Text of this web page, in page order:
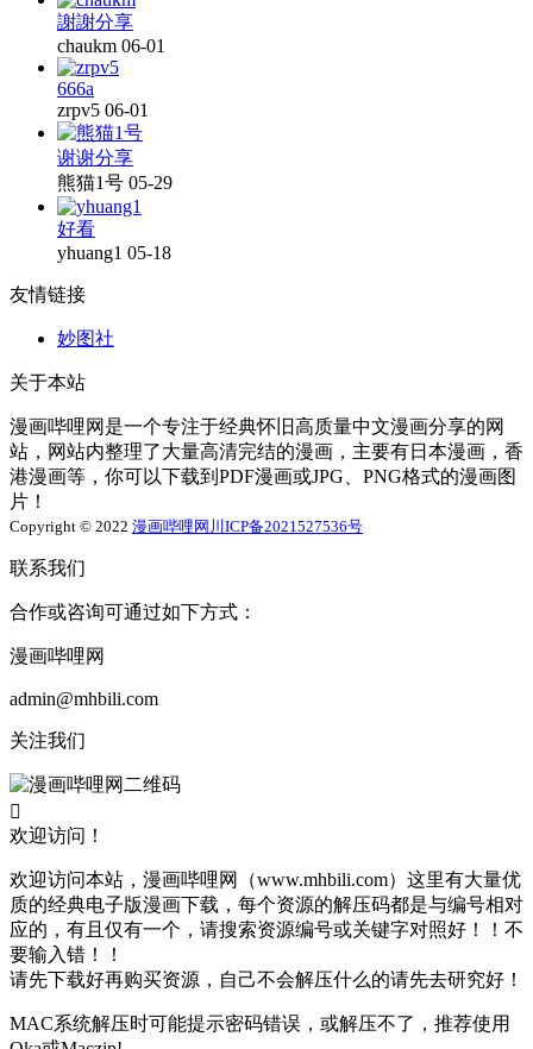
謝謝分享
chaukm 06-01
666a
zrpv5 06-01
谢谢分享
熊猫1号 05-29
好看
yhuang1 05-18
友情链接
妙图社
关于本站
漫画哔哩网是一个专注于经典怀旧高质量中文漫画分享的网
站，网站内整理了大量高清完结的漫画，主要有日本漫画，香
港漫画等，你可以下载到PDF漫画或JPG、PNG格式的漫画图
片！
Copyright © 2022 漫画哔哩网 川ICP备2021527536号
联系我们
合作或咨询可通过如下方式：
漫画哔哩网
admin@mhbili.com
关注我们

欢迎访问！
欢迎访问本站，漫画哔哩网（www.mhbili.com）这里有大量优
质的经典电子版漫画下载，每个资源的解压码都是与编号相对
应的，有且仅有一个，请搜索资源编号或关键字对照好！！不
要输入错！！
请先下载好再购买资源，自己不会解压什么的请先去研究好！
MAC系统解压时可能提示密码错误，或解压不了，推荐使用